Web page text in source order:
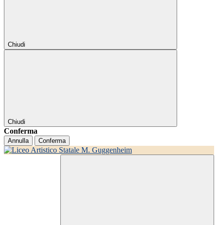
Chiudi
Chiudi
Conferma
Annulla Conferma